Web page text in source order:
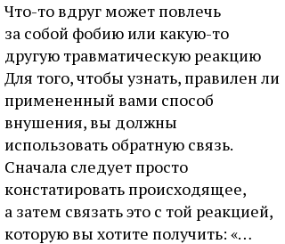
Что-то вдруг может повлечь
за собой фобию или какую-то
другую травматическую реакцию
Для того, чтобы узнать, правилен ли
примененный вами способ
внушения, вы должны
использовать обратную связь.
Сначала следует просто
констатировать происходящее,
а затем связать это с той реакцией,
которую вы хотите получить: «…